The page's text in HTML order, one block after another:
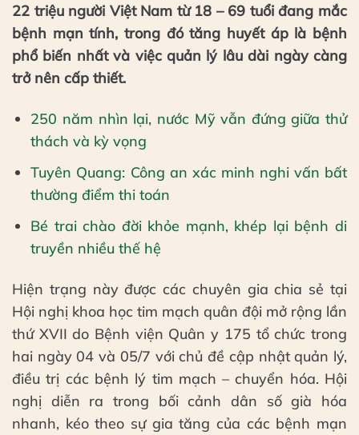
22 triệu người Việt Nam từ 18 – 69 tuổi đang mắc
bệnh mạn tính, trong đó tăng huyết áp là bệnh
phổ biến nhất và việc quản lý lâu dài ngày càng
trở nên cấp thiết.
250 năm nhìn lại, nước Mỹ vẫn đứng giữa thử
thách và kỳ vọng
Tuyên Quang: Công an xác minh nghi vấn bất
thường điểm thi toán
Bé trai chào đời khỏe mạnh, khép lại bệnh di
truyền nhiều thế hệ
Hiện trạng này được các chuyên gia chia sẻ tại
Hội nghị khoa học tim mạch quân đội mở rộng lần
thứ XVII do Bệnh viện Quân y 175 tổ chức trong
hai ngày 04 và 05/7 với chủ đề cập nhật quản lý,
điều trị các bệnh lý tim mạch – chuyển hóa. Hội
nghị diễn ra trong bối cảnh dân số già hóa
nhanh, kéo theo sự gia tăng của các bệnh mạn